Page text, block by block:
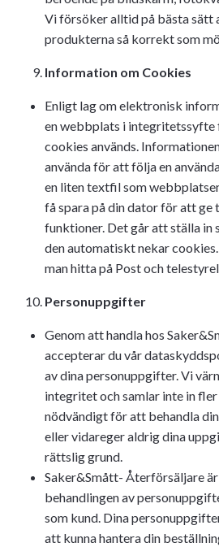
Vi försöker alltid på bästa sätt
produkterna så korrekt som
Information om Cookies
Enligt lag om elektronisk
en webbplats i
cookies används.
använda för att följa en
en liten textfil som
få spara på din dator för att
funktioner. Det går att ställa in
den automatiskt nekar
man hitta på Post och
Personuppgifter
Genom att handla hos
accepterar du vår
av dina personuppgifter. Vi
integritet och samlar inte in
nödvändigt för att behandla
eller vidareger aldrig dina
rättslig grund.
Saker&Smått- Återförsäljare
behandlingen av
som kund. Dina
att kunna hantera din